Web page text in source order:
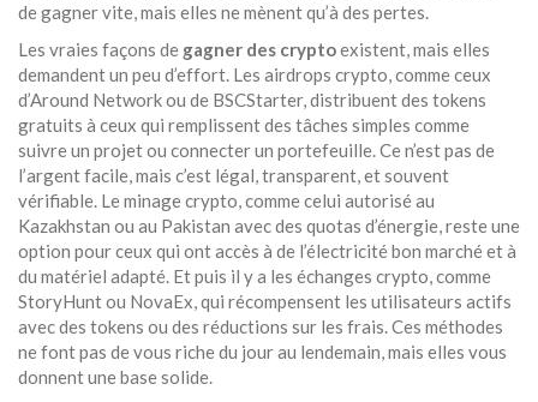
de gagner vite, mais elles ne mènent qu’à des pertes.
Les vraies façons de gagner des cryptoexistent, mais elles
demandent un peu d’effort. Les airdrops crypto,comme ceux
d’Around Network ou de BSCStarter, distribuent des tokens
gratuits à ceux qui remplissent des tâches simples comme
suivre un projet ou connecter un portefeuille. Ce n’est pas de
l’argent facile, mais c’est légal, transparent, et souvent
vérifiable. Leminage crypto,comme celui autorisé au
Kazakhstan ou au Pakistan avec des quotas d’énergie, reste une
option pour ceux qui ont accès à de l’électricité bon marché et à
du matériel adapté. Et puis il y a les échanges crypto,comme
StoryHunt ou NovaEx, qui récompensent les utilisateurs actifs
avec des tokens ou des réductions sur les frais. Ces méthodes
ne font pas de vous riche du jour au lendemain, mais elles vous
donnent une base solide.